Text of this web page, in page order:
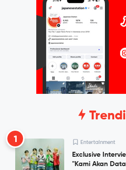
1 Entertainment
Exclusive
"Kami Akan